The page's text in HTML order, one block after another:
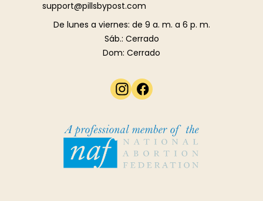
support@pillsbypost.com
De lunes a viernes: de 9 a. m. a 6 p. m.
Sáb.: Cerrado
Dom: Cerrado